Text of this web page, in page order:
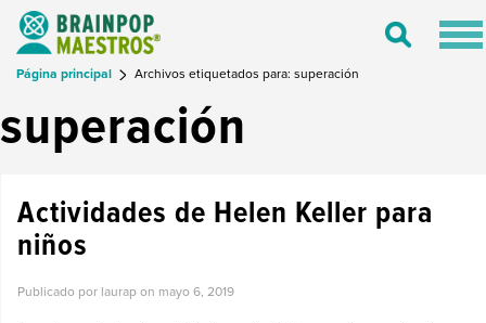
Toggle
Página principal Archivos etiquetados para: superación
superación
Actividades de Helen Keller para
niños
Publicado por laurap on mayo 6, 2019